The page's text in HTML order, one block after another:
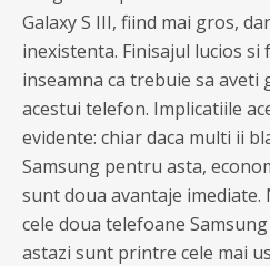
Galaxy S III, fiind mai gros,
inexistenta. Finisajul lucios
inseamna ca trebuie sa aveti
acestui telefon. Implicatiile
evidente: chiar daca multi ii
Samsung pentru asta,
sunt doua avantaje imediate.
cele doua telefoane
astazi sunt printre cele mai